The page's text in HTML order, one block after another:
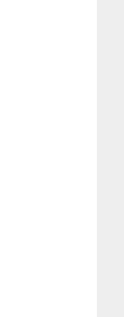
2026/05/15/